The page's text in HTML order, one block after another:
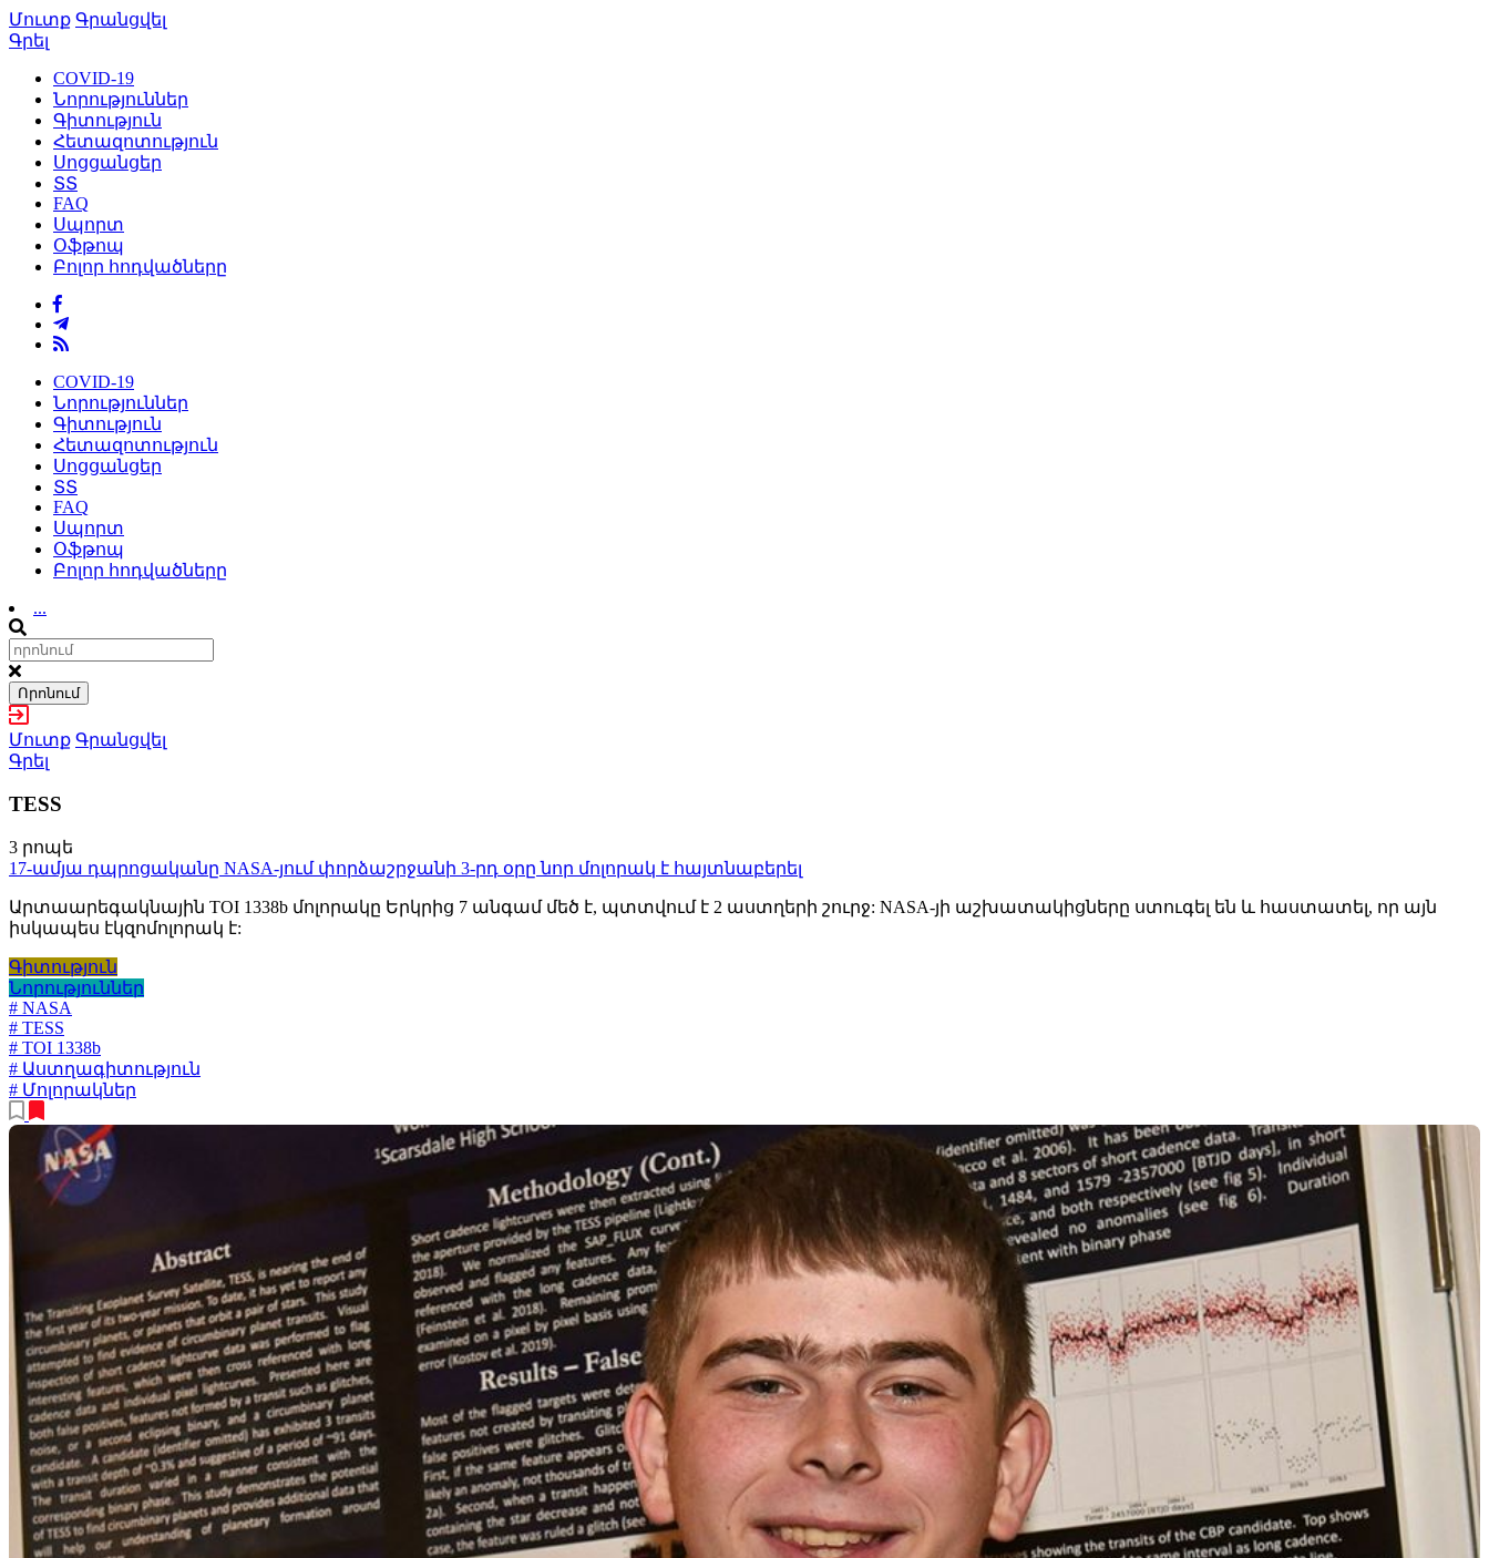
Մուտք Գրանցվել
Գրել
COVID-19
Նորություններ
Գիտություն
Հետազոտություն
Սոցցանցեր
ՏՏ
FAQ
Սպորտ
Օֆթոպ
Բոլոր հոդվածները
COVID-19
Նորություններ
Գիտություն
Հետազոտություն
Սոցցանցեր
ՏՏ
FAQ
Սպորտ
Օֆթոպ
Բոլոր հոդվածները
...
Որոնում
Մուտք Գրանցվել
Գրել
TESS
3 րոպե
17-ամյա դպրոցականը NASA-յում փորձաշրջանի 3-րդ օրը նոր մոլորակ է հայտնաբերել
Արտաարեգակնային TOI 1338b մոլորակը Երկրից 7 անգամ մեծ է, պտտվում է 2 աստղերի շուրջ: NASA-յի աշխատակիցները ստուգել են և հաստատել, որ այն
իսկապես էկզոմոլորակ է:
Գիտություն
Նորություններ
# NASA
# TESS
# TOI 1338b
# Աստղագիտություն
# Մոլորակներ